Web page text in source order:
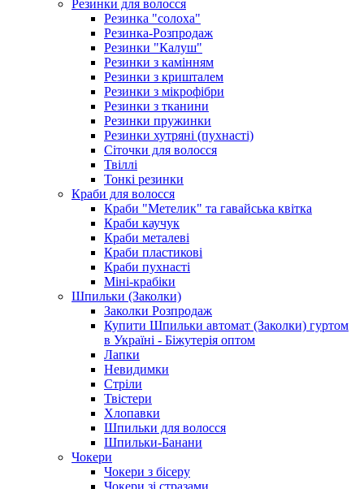
Резинки для волосся
Резинка "солоха"
Резинка-Розпродаж
Резинки "Калуш"
Резинки з камінням
Резинки з кришталем
Резинки з мікрофібри
Резинки з тканини
Резинки пружинки
Резинки хутряні (пухнасті)
Сіточки для волосся
Твіллі
Тонкі резинки
Краби для волосся
Краби "Метелик" та гавайська квітка
Краби каучук
Краби металеві
Краби пластикові
Краби пухнасті
Міні-крабіки
Шпильки (Заколки)
Заколки Розпродаж
Купити Шпильки автомат (Заколки) гуртом
в Україні - Біжутерія оптом
Лапки
Невидимки
Стріли
Твістери
Хлопавки
Шпильки для волосся
Шпильки-Банани
Чокери
Чокери з бісеру
Чокери зі стразами